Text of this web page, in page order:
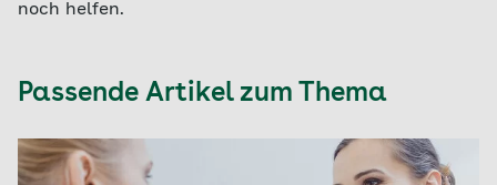
noch helfen.
Passende Artikel zum Thema